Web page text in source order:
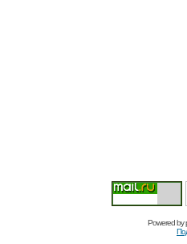
Powered by